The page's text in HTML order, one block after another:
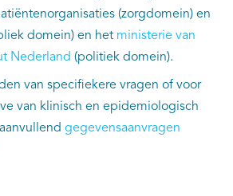
(zorgdomein) en
domein) en het ministerie van
Nederland (politiek domein).
van specifiekere vragen of voor
van klinisch en epidemiologisch
gegevensaanvragen